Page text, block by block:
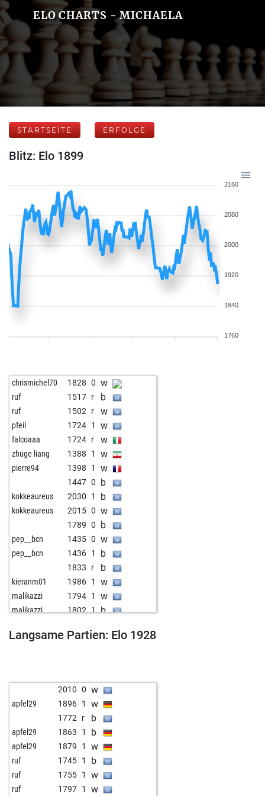
ELO CHARTS - MICHAELA
STARTSEITE ERFOLGE
Blitz: Elo 1899
2160
2080
2000
1920
1840
1760
chrismichel70 1828 0 w
ruf 1517 r b
ruf 1502 r w
pfeil 1724 1 w
falcoaaa 1724 r w
zhuge liang 1388 1 w
pierre94 1398 1 w
1447 0 b
kokkeaureus 2030 1 b
kokkeaureus 2015 0 w
1789 0 b
pep__bcn 1435 0 w
pep__bcn 1436 1 b
1833 r b
kieranm01 1986 1 w
malikazzi 1794 1 w
malikazzi 1802 1 b
hansarostock! 1962 r w
1717 r b
2071 0 w
2011 0 w
2011 1 w
2021 1 w
1918 1 w
1929 1 b
1941 1 w
Langsame Partien: Elo 1928
2010 0 w
apfel29 1896 1 w
1772 r b
apfel29 1863 1 b
apfel29 1879 1 w
ruf 1745 1 b
ruf 1755 1 w
ruf 1797 1 w